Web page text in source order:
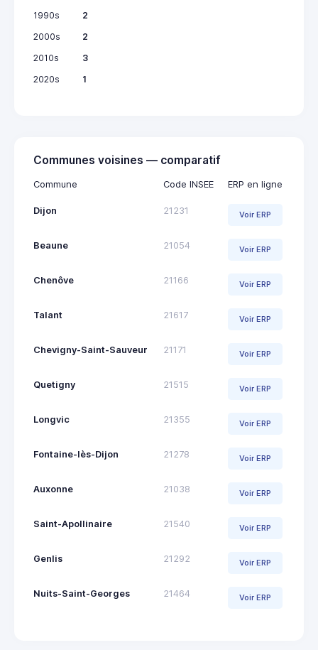
1990s
2
2000s
2
2010s
3
2020s
1
Communes voisines — comparatif
Commune Code INSEE ERP en ligne
Dijon 21231 Voir ERP
Beaune 21054 Voir ERP
Chenôve 21166 Voir ERP
Talant 21617 Voir ERP
Chevigny-Saint-Sauveur 21171 Voir ERP
Quetigny 21515 Voir ERP
Longvic 21355 Voir ERP
Fontaine-lès-Dijon 21278 Voir ERP
Auxonne 21038 Voir ERP
Saint-Apollinaire 21540 Voir ERP
Genlis 21292 Voir ERP
Nuits-Saint-Georges 21464 Voir ERP